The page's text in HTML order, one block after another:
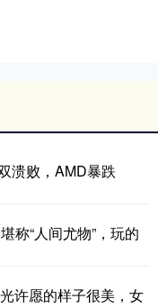
溃败，AMD暴跌
称“人间尤物”，玩的
许愿的样子很美，女